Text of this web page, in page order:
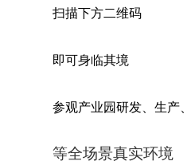
扫描下方二维码
即可身临其境
参观产业园研发、生产
等全场景真实环境